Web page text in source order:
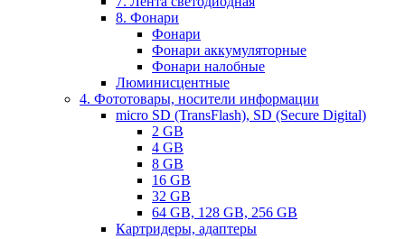
8. Фонари
Фонари
Фонари аккумуляторные
Фонари налобные
Люминисцентные
4. Фототовары, носители информации
micro SD (TransFlash), SD (Secure Digital)
2 GB
4 GB
8 GB
16 GB
32 GB
64 GB, 128 GB, 256 GB
Картридеры, адаптеры